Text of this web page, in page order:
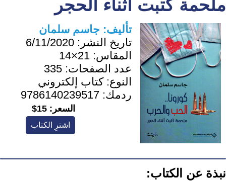
ملحمة كتبت أثناء الحجر
تأليف: جاسم سلمان
تاريخ النشر: 6/11/2020
المقاس: 21×14
عدد الصفحات: 335
النوع:كتاب إلكتروني
ردمك: 9786140239517
السعر: 15$
اشترِ الكتاب
نبذة عن الكتاب: